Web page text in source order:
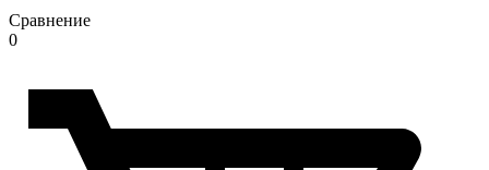
Сравнение
0